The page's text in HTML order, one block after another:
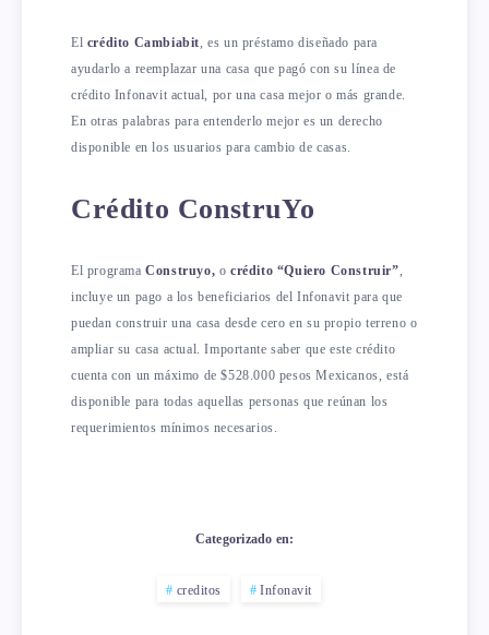
El crédito Cambiabit , es un préstamo diseñado para
ayudarlo a reemplazar una casa que pagó con su línea de
crédito Infonavit actual, por una casa mejor o más grande.
En otras palabras para entenderlo mejor es un derecho
disponible en los usuarios para cambio de casas.
Crédito ConstruYo
El programaConstruyo, o crédito “Quiero Construir”
incluye un pago a los beneficiarios del Infonavit para que
puedan construir una casa desde cero en su propio terreno o
ampliar su casa actual. Importante saber que este crédito
cuenta con un máximo de $528.000 pesos Mexicanos, está
disponible para todas aquellas personas que reúnan los
requerimientos mínimos necesarios.
Categorizado en:
creditos Infonavit